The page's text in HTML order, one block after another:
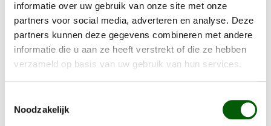
informatie over uw gebruik van onze site met onze
partners voor social media, adverteren en analyse. Deze
partners kunnen deze gegevens combineren met andere
informatie die u aan ze heeft verstrekt of die ze hebben
verzameld op basis van uw gebruik van hun services.
Noodzakelijk
Probeer Nero Gold
hondenbrokken
hondenvoeding? Wij helpen je graag verder met het